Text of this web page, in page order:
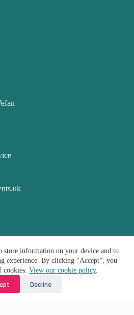
store information on your device and to
experience. By clicking “Accept”, you
cookies.View our cookie policy.
Decline